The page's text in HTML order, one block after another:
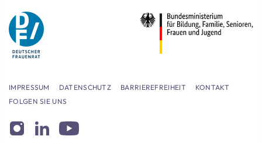
IMPRESSUM DATENSCHUTZ BARRIEREFREIHEIT
KONTAKT
FOLGEN SIE UNS